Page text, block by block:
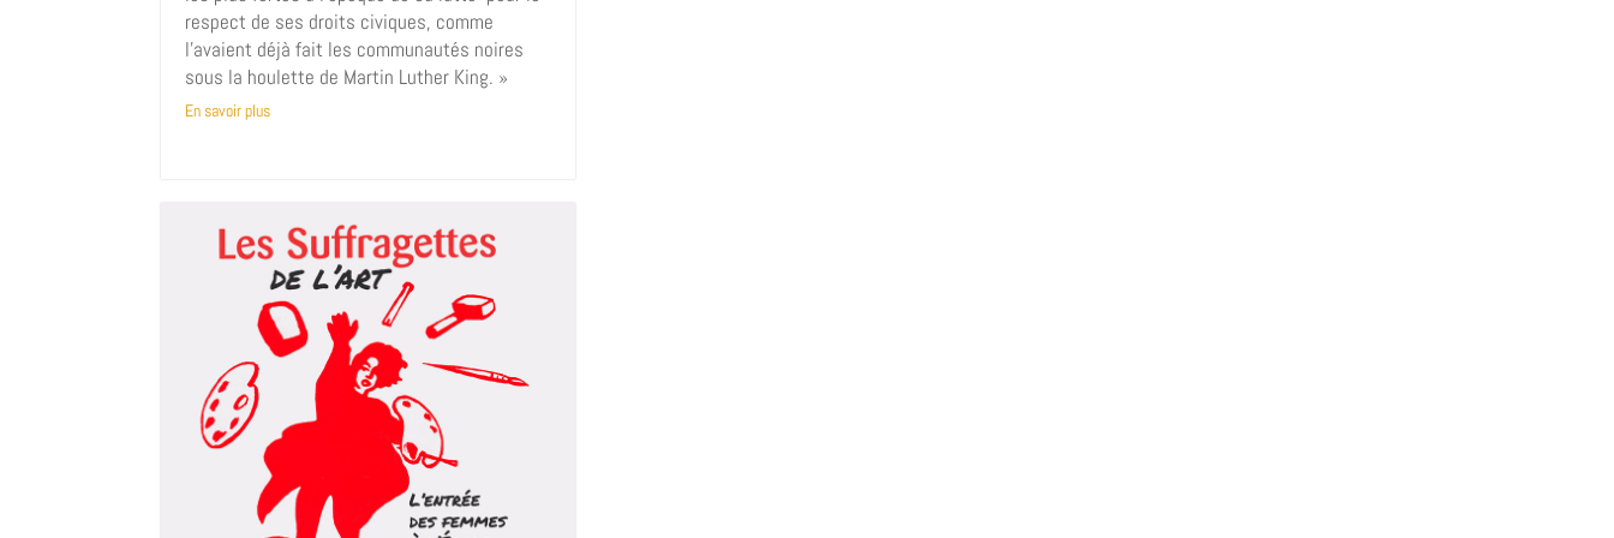
respect de ses droits civiques, comme
l’avaient déjà fait les communautés noires
sous la houlette de Martin Luther King. »
En savoir plus